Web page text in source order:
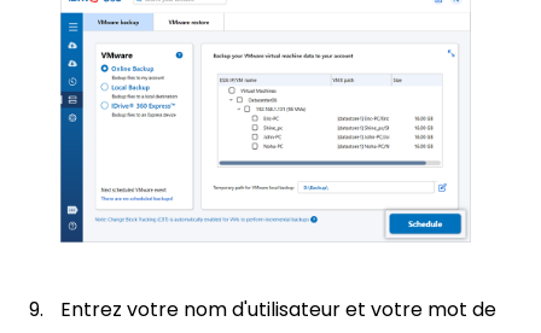
Entrez votre nom d'utilisateur et votre mot de